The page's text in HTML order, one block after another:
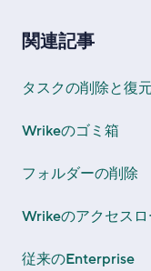
関連記事
タスクの削除と復元
Wrikeのゴミ箱
フォルダーの削除
Wrikeのアクセス
従来のEnterprise